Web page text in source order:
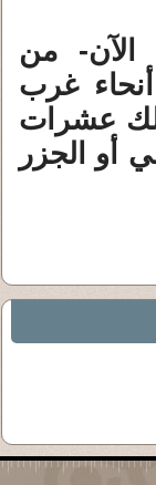
الآن- من
غرب
ذلك عشرات
أو الجزر